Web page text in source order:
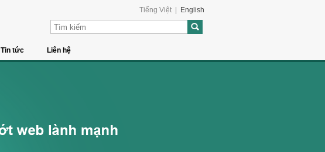
Tiếng Việt English
Tin tức Liên hệ